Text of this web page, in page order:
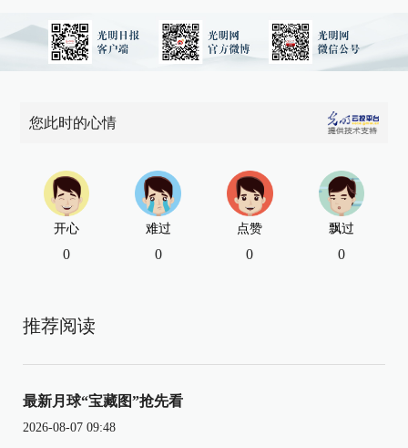
您此时的心情
开心
0
难过
0
点赞
0
飘过
0
推荐阅读
最新月球“宝藏图”抢先看
2026-08-07 09:48